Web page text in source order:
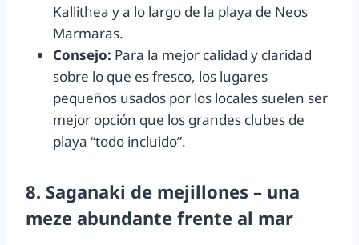
Kallithea y a lo largo de la playa de Neos
Marmaras.
Consejo: Para la mejor calidad y claridad
sobre lo que es fresco, los lugares
pequeños usados por los locales suelen ser
mejor opción que los grandes clubes de
playa “todo incluido”.
8. Saganaki de mejillones – una
meze abundante frente al mar